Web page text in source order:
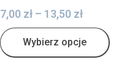
7,00 zł – 13,50 zł
Wybierz opcje